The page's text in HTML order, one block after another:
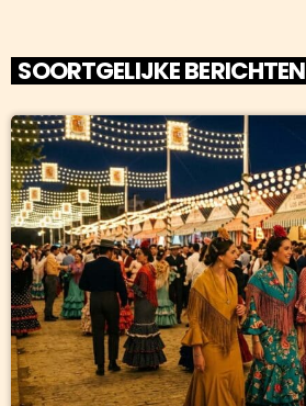
SOORTGELIJKE BERICHTEN